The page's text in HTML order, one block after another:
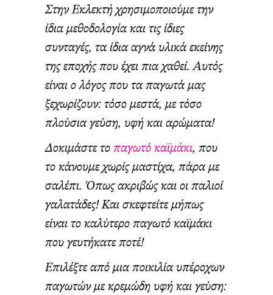
Στην Εκλεκτή χρησιμοποιούμε την
ίδια μεθοδολογία και τις ίδιες
συνταγές, τα ίδια αγνά υλικά εκείνης
της εποχής που έχει πια χαθεί. Αυτός
είναι ο λόγος που τα παγωτά μας
ξεχωρίζουν: τόσο μεστά, με τόσο
πλούσια γεύση, υφή και αρώματα!
Δοκιμάστε το παγωτό καϊμάκι, που
το κάνουμε χωρίς μαστίχα, πάρα με
σαλέπι. Όπως ακριβώς και οι παλιοί
γαλατάδες! Και σκεφτείτε μήπως
είναι το καλύτερο παγωτό καϊμάκι
που γευτήκατε ποτέ!
Επιλέξτε από μια ποικιλία υπέροχων
παγωτών με κρεμώδη υφή και γεύση: